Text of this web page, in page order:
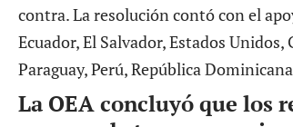
contra. La resolución contó con el
Ecuador, El Salvador, Estados
Paraguay, Perú, República
La OEA concluyó que los